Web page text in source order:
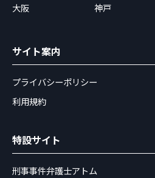
大阪
神戸
サイト案内
プライバシーポリシー
利用規約
特設サイト
刑事事件弁護士アトム